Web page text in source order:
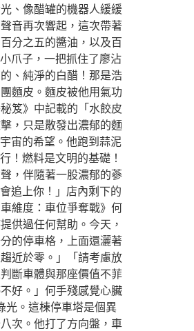
、像醋罐的機器人緩緩
音再次響起，這次帶著
分之五的醬油，以及百
爪子，一把抓住了廖沾
、純淨的白醋！那是浩
麵皮。麵皮被他用氣功
笈》中記載的「水餃皮
，只是散發出濃郁的麵
宙的希望。他跑到蒜泥
！燃料是文明的基礎！
，伴隨著一股濃郁的蔘
追上你！」店內剩下的
維度：車位爭奪戰》何
供過任何幫助。今天，
的停車格，上面還灑著
近於零。」「請考慮放
斷車體與那座價值不菲
好。」何手殘感覺心臟
光。這棟停車塔是個異
次。他打了方向盤，車